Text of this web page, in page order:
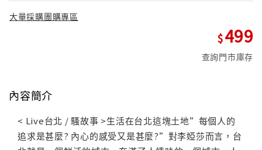
大量採購團購專區
499
查詢門市庫存
內容簡介
< Live台北 / 騷故事 >生活在台北這塊土地”每個人的
追求是甚麼? 內心的感受又是甚麼?”對李婭莎而言，台